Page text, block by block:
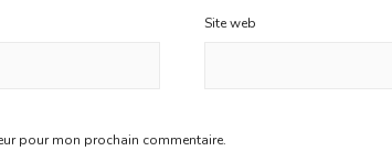
Site web
pour mon prochain commentaire.